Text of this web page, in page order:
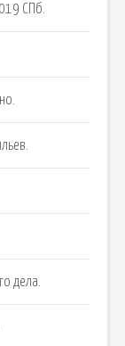
СПб.
дела.